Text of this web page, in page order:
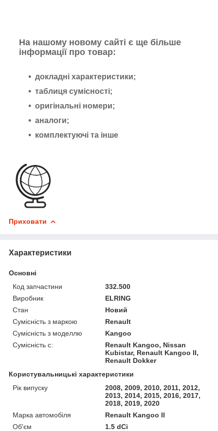
На нашому новому сайті є ще більше
інформації про товар:
докладні характеристики;
таблиця сумісності;
оригінальні номери;
аналоги;
комплектуючі та інше
Приховати
Характеристики
Основні
Код запчастини
332.500
Виробник
ELRING
Стан
Новий
Сумісність з маркою
Renault
Сумісність з моделлю
Kangoo
Сумісність c:
Renault Kangoo, Nissan
Kubistar, Renault Kangoo II,
Renault Dokker
Користувальницькі характеристики
Рік випуску
2008, 2009, 2010, 2011, 2012,
2013, 2014, 2015, 2016, 2017,
2018, 2019, 2020
Марка автомобіля
Renault Kangoo II
Об'єм
1.5 dCi